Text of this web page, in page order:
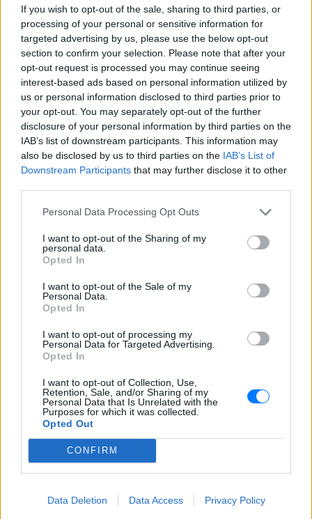
If you wish to opt-out of the sale, sharing to third parties, or
processing of your personal or sensitive information for
targeted advertising by us, please use the below opt-out
section to confirm your selection. Please note that after your
opt-out request is processed you may continue seeing
interest-based ads based on personal information utilized by
us or personal information disclosed to third parties prior to
your opt-out. You may separately opt-out of the further
disclosure of your personal information by third parties on the
IAB’s list of downstream participants. This information may
also be disclosed by us to third parties on the IAB’s List of
Downstream Participants that may further disclose it to other
Personal Data Processing Opt Outs
I want to opt-out of the Sharing of my
personal data.
Opted In
I want to opt-out of the Sale of my
Personal Data.
Opted In
I want to opt-out of processing my
Personal Data for Targeted Advertising.
Opted In
I want to opt-out of Collection, Use,
Retention, Sale, and/or Sharing of my
Personal Data that Is Unrelated with the
Purposes for which it was collected.
Opted Out
CONFIRM
Data Deletion Data Access Privacy Policy
ΔΙΑΦΗΜΙΣΗ
Ακολουθήστε το E-Radio.gr στο
και μάθετε πρώτοιτα πιο hot νέα
Εσύ μπήκες στο E-Daily.gr; Τα νέα της ημέρας
και ότι σου κάνει κλικ!
Ακολουθήστε το E-Radio.gr και στο Instagram